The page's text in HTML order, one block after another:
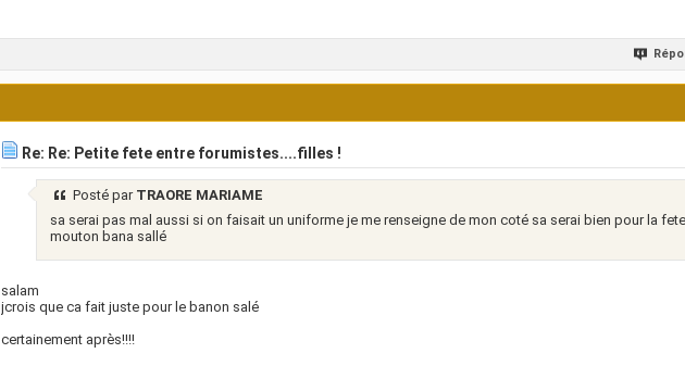
Re: Re: Petite fete entre forumistes....filles !
Posté par TRAORE MARIAME
sa serai pas mal aussi si on faisait un uniforme je me renseigne de mon coté sa serai bien pour la
mouton bana sallé
salam
jcrois que ca fait juste pour le banon salé
certainement après!!!!